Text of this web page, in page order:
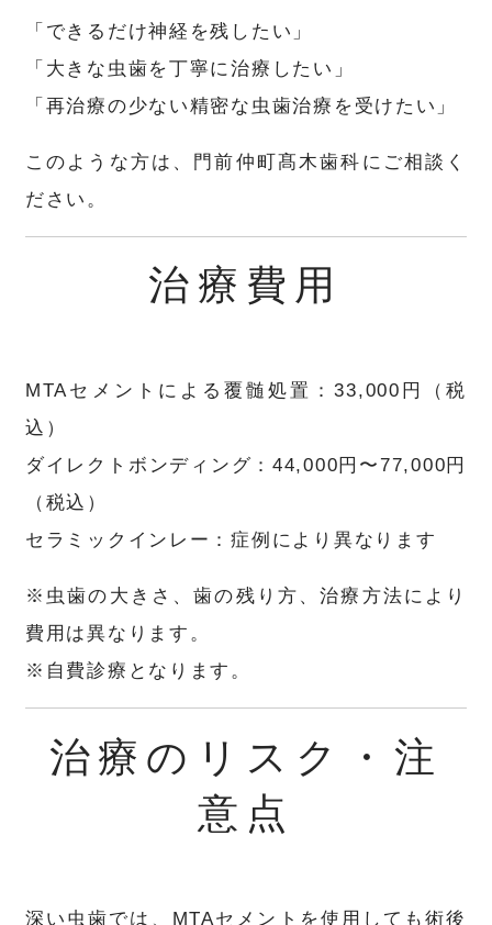
「できるだけ神経を残したい」
「大きな虫歯を丁寧に治療したい」
「再治療の少ない精密な虫歯治療を受けたい」
このような方は、門前仲町髙木歯科にご相談く
ださい。
治療費用
MTAセメントによる覆髄処置：33,000円（税
込）
ダイレクトボンディング：44,000円〜77,000円
（税込）
セラミックインレー：症例により異なります
※虫歯の大きさ、歯の残り方、治療方法により
費用は異なります。
※自費診療となります。
治療のリスク・注
意点
深い虫歯では、MTAセメントを使用しても術後